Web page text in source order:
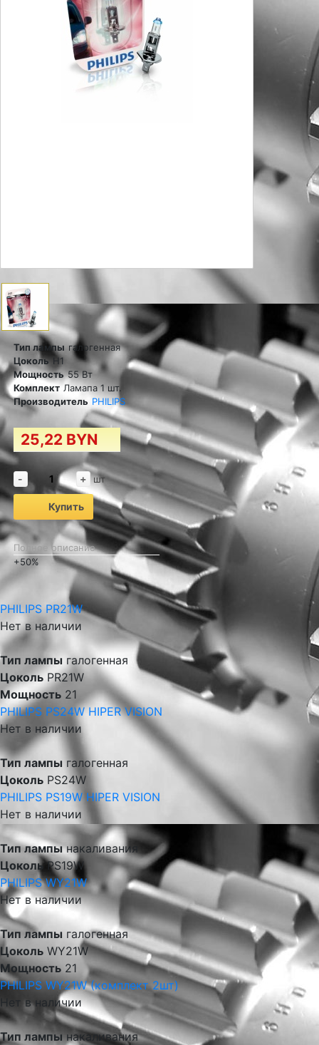
Тип лампы галогенная
Цоколь H1
Мощность 55 Вт
Комплект Ламапа 1 шт.
Производитель PHILIPS
25,22 BYN
- + шт
Купить
Полное описание
+50%
PHILIPS PR21W
Нет в наличии
Тип лампы галогенная
Цоколь PR21W
Мощность 21
PHILIPS PS24W HIPER VISION
Нет в наличии
Тип лампы галогенная
Цоколь PS24W
PHILIPS PS19W HIPER VISION
Нет в наличии
Тип лампынакаливания
ЦокольPS19W
PHILIPS WY21W
Нет в наличии
Тип лампы галогенная
Цоколь WY21W
Мощность 21
PHILIPS WY21W (комплект 2шт)
Нет в наличии
Тип лампынакаливания